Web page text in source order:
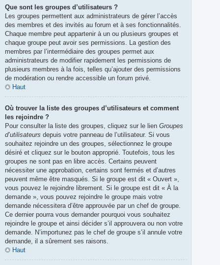
Que sont les groupes d’utilisateurs ?
Les groupes permettent aux administrateurs de gérer l’accès
des membres et des invités au forum et à ses fonctionnalités.
Chaque membre peut appartenir à un ou plusieurs groupes et
chaque groupe peut avoir ses permissions. La gestion des
membres par l’intermédiaire des groupes permet aux
administrateurs de modifier rapidement les permissions de
plusieurs membres à la fois, telles qu’ajouter des permissions
de modération ou rendre accessible un forum privé.
Haut
Où trouver la liste des groupes d’utilisateurs et comment
les rejoindre ?
Pour consulter la liste des groupes, cliquez sur le lien Groupes
d’utilisateurs depuis votre panneau de l’utilisateur. Si vous
souhaitez rejoindre un des groupes, sélectionnez le groupe
désiré et cliquez sur le bouton approprié. Toutefois, tous les
groupes ne sont pas en libre accès. Certains peuvent
nécessiter une approbation, certains sont fermés et d’autres
peuvent même être masqués. Si le groupe est dit « Ouvert »,
vous pouvez le rejoindre librement. Si le groupe est dit « À la
demande », vous pouvez rejoindre le groupe mais votre
demande nécessitera d’être approuvée par un chef de groupe.
Ce dernier pourra vous demander pourquoi vous souhaitez
rejoindre le groupe et ainsi décider s’il approuvera ou non votre
demande. N’importunez pas le chef de groupe s’il annule votre
demande, il a sûrement ses raisons.
Haut